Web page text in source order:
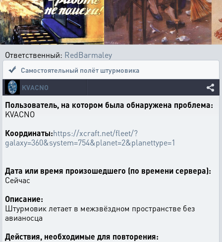
Ответственный: RedBarmaley
Самостоятельный полёт штурмовика
KVACNO
Пользователь, на котором была обнаружена проблема:
KVACNO
Координаты:https://xcraft.net/fleet/?
galaxy=360&system=754&planet=2&planettype=1
Дата или время произошедшего (по времени сервера):
Сейчас
Описание:
Штурмовик летает в межзвёздном пространстве без
авианосца
Действия, необходимые для повторения: